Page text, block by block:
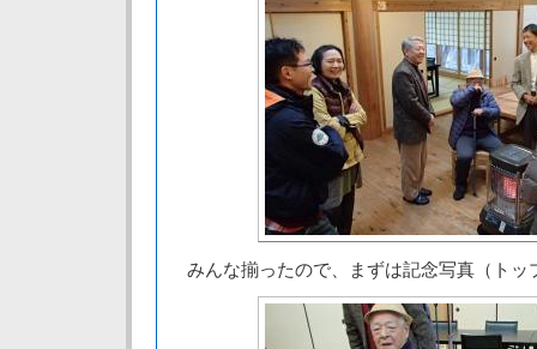
みんな揃ったので、まずは記念写真（トッ